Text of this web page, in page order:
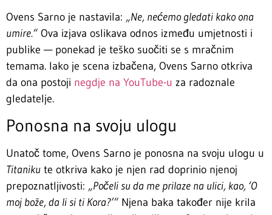
Ovens Sarno je nastavila: „Ne, nećemo gledati kako ona
umire.“ Ova izjava oslikava odnos između umjetnosti i
publike — ponekad je teško suočiti se s mračnim
temama. Iako je scena izbačena, Ovens Sarno otkriva
da ona postoji negdje na YouTube-u za radoznale
gledatelje.
Ponosna na svoju ulogu
Unatoč tome, Ovens Sarno je ponosna na svoju ulogu u
Titaniku te otkriva kako je njen rad doprinio njenoj
prepoznatljivosti: „Počeli su da me prilaze na ulici, kao, ‘O
moj bože, da li si ti Kora?’“ Njena baka također nije krila